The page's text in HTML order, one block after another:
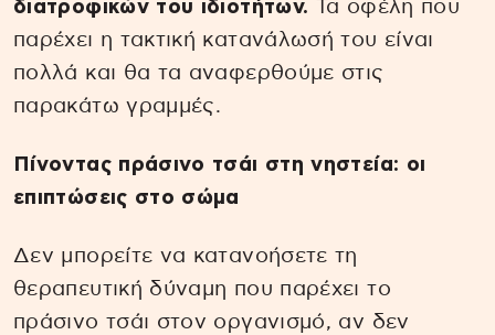
διατροφικών του ιδιοτήτων. Τα οφέλη που
παρέχει η τακτική κατανάλωσή του είναι
πολλά και θα τα αναφερθούμε στις
παρακάτω γραμμές.
Πίνοντας πράσινο τσάι στη νηστεία: οι
επιπτώσεις στο σώμα
Δεν μπορείτε να κατανοήσετε τη
θεραπευτική δύναμη που παρέχει το
πράσινο τσάι στον οργανισμό, αν δεν